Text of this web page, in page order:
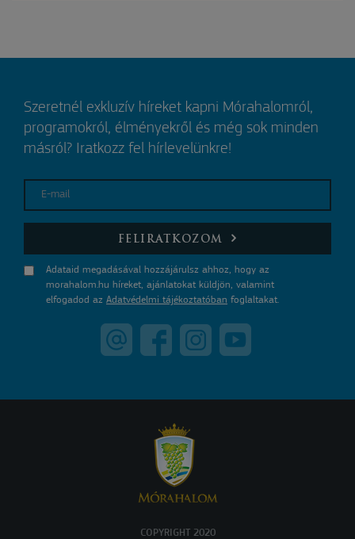
Szeretnél exkluzív híreket kapni Mórahalomról,
programokról, élményekről és még sok minden
másról? Iratkozz fel hírlevelünkre!
E-mail
FELIRATKOZOM
Adataid megadásával hozzájárulsz ahhoz, hogy az
morahalom.hu híreket, ajánlatokat küldjön, valamint
elfogadod az Adatvédelmi tájékoztatóban foglaltakat.
COPYRIGHT 2020